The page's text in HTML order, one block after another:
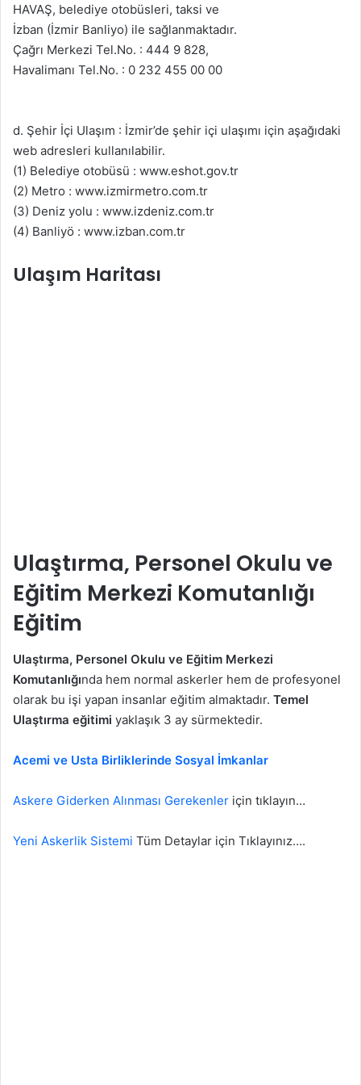
HAVAŞ, belediye otobüsleri, taksi ve
İzban (İzmir Banliyo) ile sağlanmaktadır.
Çağrı Merkezi Tel.No. : 444 9 828,
Havalimanı Tel.No. : 0 232 455 00 00
d. Şehir İçi Ulaşım : İzmir’de şehir içi ulaşımı için aşağıdaki
web adresleri kullanılabilir.
(1) Belediye otobüsü : www.eshot.gov.tr
(2) Metro : www.izmirmetro.com.tr
(3) Deniz yolu : www.izdeniz.com.tr
(4) Banliyö : www.izban.com.tr
Ulaşım Haritası
Ulaştırma, Personel Okulu ve
Eğitim Merkezi Komutanlığı
Eğitim
Ulaştırma, Personel Okulu ve Eğitim Merkezi
Komutanlığında hem normal askerler hem de profesyonel
olarak bu işi yapan insanlar eğitim almaktadır. Temel
Ulaştırma eğitimi yaklaşık 3 ay sürmektedir.
Acemi ve Usta Birliklerinde Sosyal İmkanlar
Askere Giderken Alınması Gerekenler için tıklayın…
Yeni Askerlik Sistemi Tüm Detaylar için Tıklayınız….